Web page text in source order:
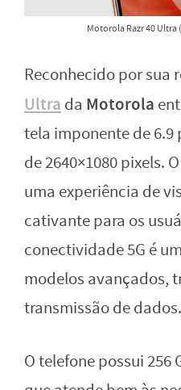
Motorola Razr 40
Reconhecido por sua
Ultra da Motorola
tela imponente de 6.9
de 2640×1080 pixels.
uma experiência de
cativante para os
conectividade 5G é
modelos avançados,
transmissão de dados.
O telefone possui 256